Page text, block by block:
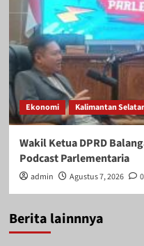
Ekonomi Kalimantan
Wakil Ketua DPRD
Podcast Parlementaria
admin Agustus 7, 2026 0
Berita lainnnya